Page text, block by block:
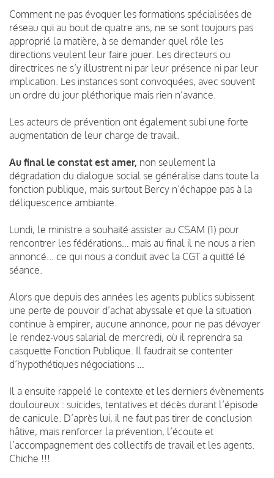
Comment ne pas évoquer les formations spécialisées de
réseau qui au bout de quatre ans, ne se sont toujours pas
approprié la matière, à se demander quel rôle les
directions veulent leur faire jouer. Les directeurs ou
directrices ne s’y illustrent ni par leur présence ni par leur
implication. Les instances sont convoquées, avec souvent
un ordre du jour pléthorique mais rien n’avance.
Les acteurs de prévention ont également subi une forte
augmentation de leur charge de travail.
Au final le constat est amer, non seulement la
dégradation du dialogue social se généralise dans toute la
fonction publique, mais surtout Bercy n’échappe pas à la
déliquescence ambiante.
Lundi, le ministre a souhaité assister au CSAM (1) pour
rencontrer les fédérations… mais au final il ne nous a rien
annoncé... ce qui nous a conduit avec la CGT a quitté lé
séance.
Alors que depuis des années les agents publics subissent
une perte de pouvoir d’achat abyssale et que la situation
continue à empirer, aucune annonce, pour ne pas dévoyer
le rendez-vous salarial de mercredi, où il reprendra sa
casquette Fonction Publique. Il faudrait se contenter
d’hypothétiques négociations …
Il a ensuite rappelé le contexte et les derniers évènements
douloureux : suicides, tentatives et décès durant l’épisode
de canicule. D’après lui, il ne faut pas tirer de conclusion
hâtive, mais renforcer la prévention, l’écoute et
l’accompagnement des collectifs de travail et les agents.
Chiche !!!